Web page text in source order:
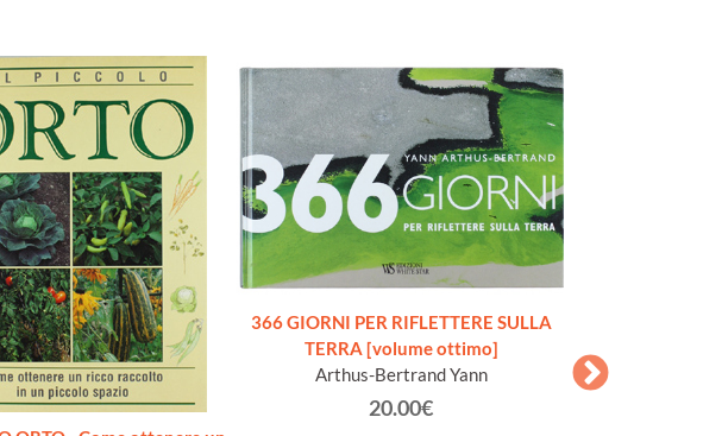
366 GIORNI PER RIFLETTERE SULLA
TERRA [volume ottimo]
Arthus-Bertrand Yann
20.00€